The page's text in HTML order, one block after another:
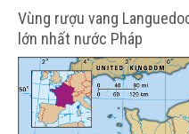
Vùng rượu vang
lớn nhất nước Pháp